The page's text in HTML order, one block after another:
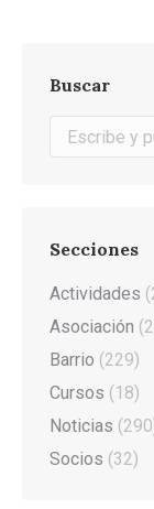
Buscar
Buscar:
Secciones
Actividades
Asociación
Barrio (229)
Cursos (18)
Noticias
Socios (32)